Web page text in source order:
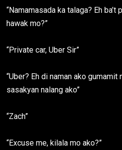
“Namamasada ka talaga? Eh
hawak mo?”
“Private car, Uber Sir”
“Uber? Eh di naman ako
sasakyan nalang ako”
“Zach”
“Excuse me, kilala mo ako?”